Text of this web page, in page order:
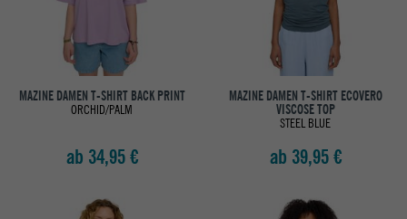
MAZINE DAMEN T-SHIRT BACK PRINT
ORCHID/PALM
ab 34,95 €
MAZINE DAMEN T-SHIRT ECOVERO
VISCOSE TOP
STEEL BLUE
ab 39,95 €